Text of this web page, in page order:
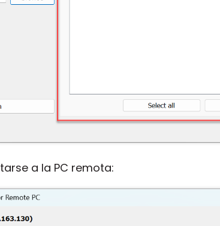
a la PC remota: